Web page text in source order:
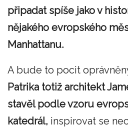
připadat spíše jako v
nějakého evropského
Manhattanu.
A bude to pocit
Patrika totiž architekt
stavěl podle vzoru
katedrál, inspirovat se